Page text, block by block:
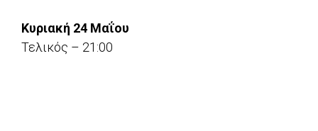
Κυριακή 24 Μαΐου
Τελικός – 21:00